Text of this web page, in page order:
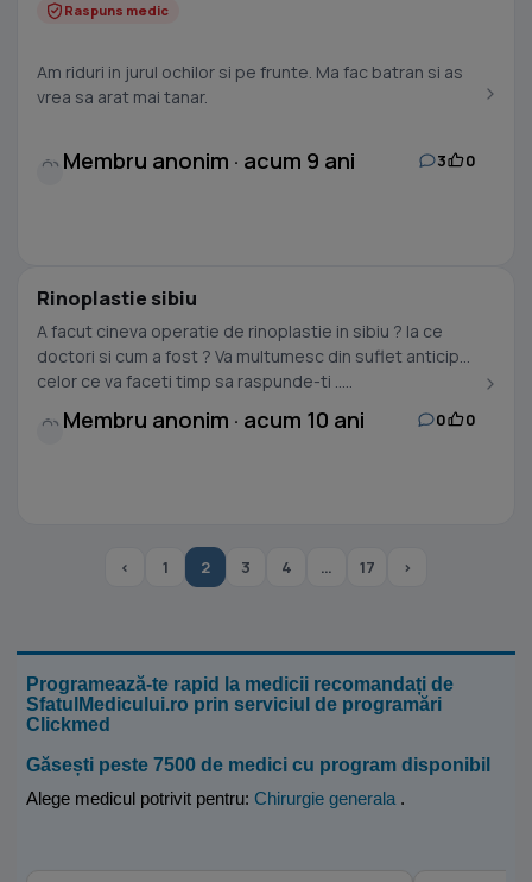
Raspuns medic
Am riduri in jurul ochilor si pe frunte. Ma fac batran si as
vrea sa arat mai tanar.
Membru anonim · acum 9 ani 3 0
Rinoplastie sibiu
A facut cineva operatie de rinoplastie in sibiu ? la ce
doctori si cum a fost ? Va multumesc din suflet anticipat
celor ce va faceti timp sa raspunde-ti .....
Membru anonim · acum 10 ani 0 0
‹ 1 2 3 4 … 17 ›
Programează-te rapid la medicii recomandați de
SfatulMedicului.ro prin serviciul de programări
Clickmed
Găsești peste 7500 de medici cu program disponibil
Alege medicul potrivit pentru: Chirurgie generala .